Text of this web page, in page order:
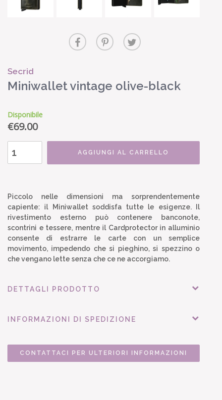
Secrid
Miniwallet vintage olive-black
Disponibile
€69.00
AGGIUNGI AL CARRELLO
Piccolo nelle dimensioni ma sorprendentemente
capiente: il Miniwallet soddisfa tutte le esigenze. Il
rivestimento esterno può contenere banconote,
scontrini e tessere, mentre il Cardprotector in alluminio
consente di estrarre le carte con un semplice
movimento, impedendo che si pieghino, si spezzino o
che vengano lette senza che ce ne accorgiamo.
DETTAGLI PRODOTTO
INFORMAZIONI DI SPEDIZIONE
CONTATTACI PER ULTERIORI INFORMAZIONI